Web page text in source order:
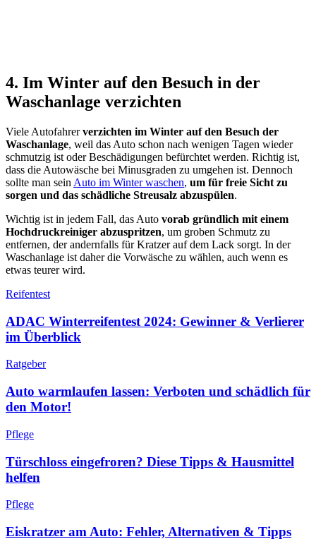
4. Im Winter auf den Besuch in der
Waschanlage verzichten
Viele Autofahrerverzichten im Winter auf den Besuch der
Waschanlage, weil das Auto schon nach wenigen Tagen wieder
schmutzig ist oder Beschädigungen befürchtet werden. Richtig ist,
dass die Autowäsche bei Minusgraden zu umgehen ist. Dennoch
sollte man sein Auto im Winter waschen, um für freie Sicht zu
sorgen und das schädliche Streusalz abzuspülen.
Wichtig ist in jedem Fall, das Auto vorab gründlich mit einem
Hochdruckreiniger abzuspritzen, um groben Schmutz zu
entfernen, der andernfalls für Kratzer auf dem Lack sorgt. In der
Waschanlage ist daher die Vorwäsche zu wählen, auch wenn es
etwas teurer wird.
Reifentest
ADAC Winterreifentest 2024: Gewinner & Verlierer
im Überblick
Ratgeber
Auto warmlaufen lassen: Verboten und schädlich für
den Motor!
Pflege
Türschloss eingefroren? Diese Tipps & Hausmittel
helfen
Pflege
Eiskratzer am Auto: Fehler, Alternativen & Tipps